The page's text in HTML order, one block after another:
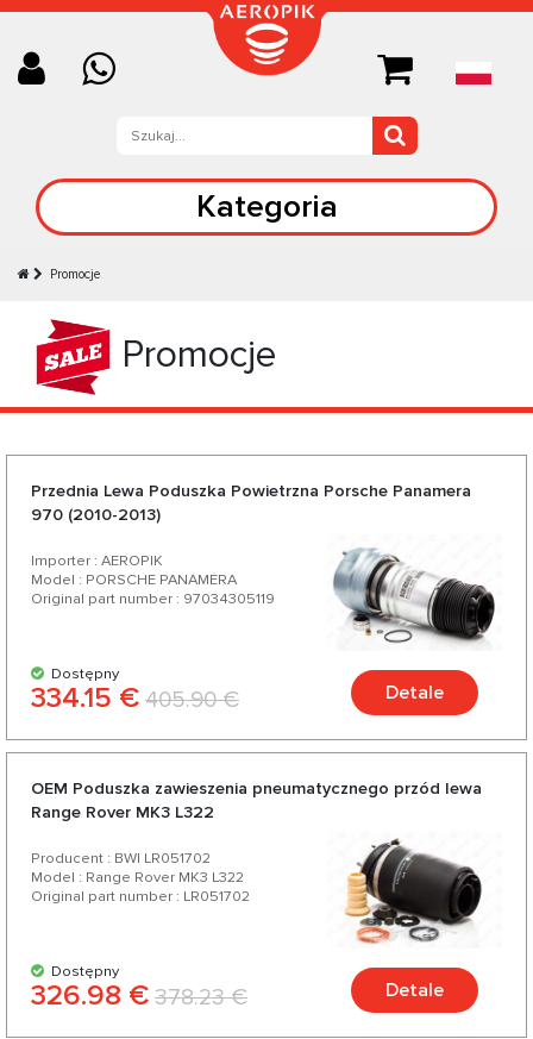
Kategoria
Promocje
Promocje
Przednia Lewa Poduszka Powietrzna Porsche Panamera
970 (2010-2013)
Importer : AEROPIK
Model : PORSCHE PANAMERA
Original part number : 97034305119
Dostępny
334.15 € 405.90 € Detale
OEM Poduszka zawieszenia pneumatycznego przód lewa
Range Rover MK3 L322
Producent : BWI LR051702
Model : Range Rover MK3 L322
Original part number : LR051702
Dostępny
326.98 € 378.23 € Detale